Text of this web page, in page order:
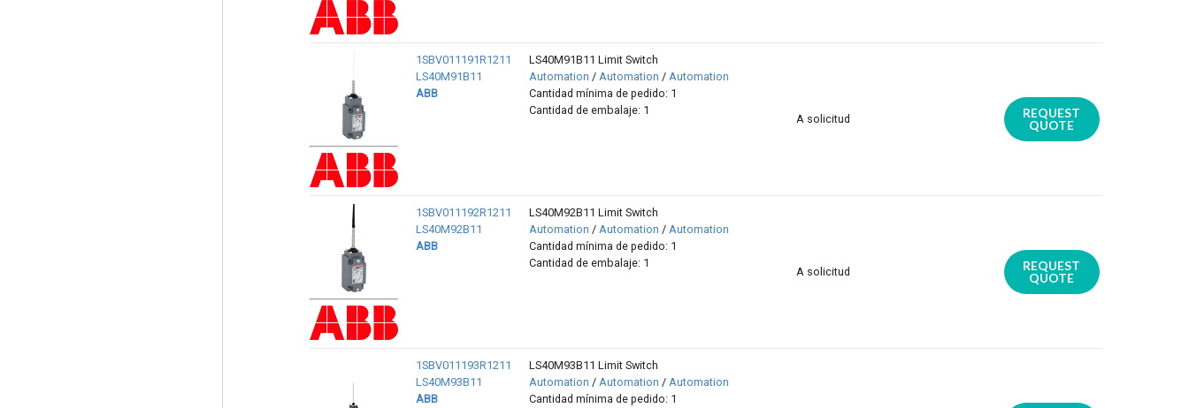
1SBV011191R1211
LS40M91B11
ABB
LS40M91B11 Limit Switch
Automation / Automation / Automation
Cantidad mínima de pedido: 1
Cantidad de embalaje: 1
A solicitud
REQUEST
QUOTE
1SBV011192R1211
LS40M92B11
ABB
LS40M92B11 Limit Switch
Automation / Automation / Automation
Cantidad mínima de pedido: 1
Cantidad de embalaje: 1
A solicitud
REQUEST
QUOTE
1SBV011193R1211
LS40M93B11
ABB
LS40M93B11 Limit Switch
Automation / Automation / Automation
Cantidad mínima de pedido: 1